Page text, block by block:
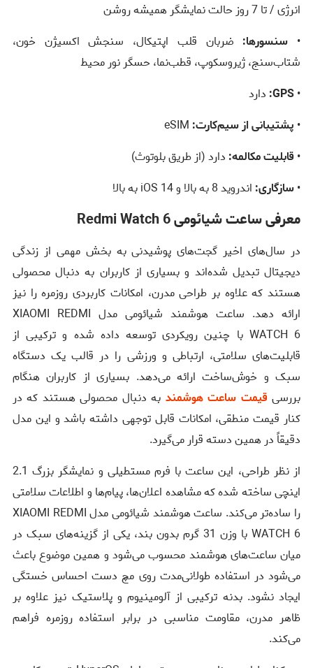
انرژی / تا 7 روز حالت نمایشگر همیشه روشن
• سنسورها: ضربان قلب اپتیکال، سنجش اکسیژن خون،
شتاب‌سنج، ژیروسکوپ، قطب‌نما، حسگر نور محیط
•
GPS: دارد
• پشتیبانی از سیم‌کارت:
•قابلیت مکالمه: دارد (از طریق بلوتوث)
•سازگاری: اندروید 8 به بالا و iOS 14 به بالا
معرفی ساعت شیائومی Redmi Watch 6
در سال‌های اخیر گجت‌های پوشیدنی به بخش مهمی از زندگی
دیجیتال تبدیل شده‌اند و بسیاری از کاربران به دنبال محصولی
هستند که علاوه بر طراحی مدرن، امکانات کاربردی روزمره را نیز
ارائه دهد. ساعت هوشمند شیائومی مدل XIAOMI REDMI
WATCH 6 با چنین رویکردی توسعه داده شده و ترکیبی از
قابلیت‌های سلامتی، ارتباطی و ورزشی را در قالب یک دستگاه
سبک و خوش‌ساخت ارائه می‌دهد. بسیاری از کاربران هنگام
بررسی قیمت ساعت هوشمند به دنبال محصولی هستند که در
کنار قیمت منطقی، امکانات قابل توجهی داشته باشد و این مدل
دقیقاً در همین دسته قرار می‌گیرد.
از نظر طراحی، این ساعت با فرم مستطیلی و نمایشگر بزرگ 2.1
اینچی ساخته شده که مشاهده اعلان‌ها، پیام‌ها و اطلاعات سلامتی
را ساده‌تر می‌کند. ساعت هوشمند شیائومی مدل XIAOMI REDMI
WATCH 6 با وزن 31 گرم بدون بند، یکی از گزینه‌های سبک در
میان ساعت‌های هوشمند محسوب می‌شود و همین موضوع باعث
می‌شود در استفاده طولانی‌مدت روی مچ دست احساس خستگی
ایجاد نشود. بدنه ترکیبی از آلومینیوم و پلاستیک نیز علاوه بر
ظاهر مدرن، مقاومت مناسبی در برابر استفاده روزمره فراهم
می‌کند.